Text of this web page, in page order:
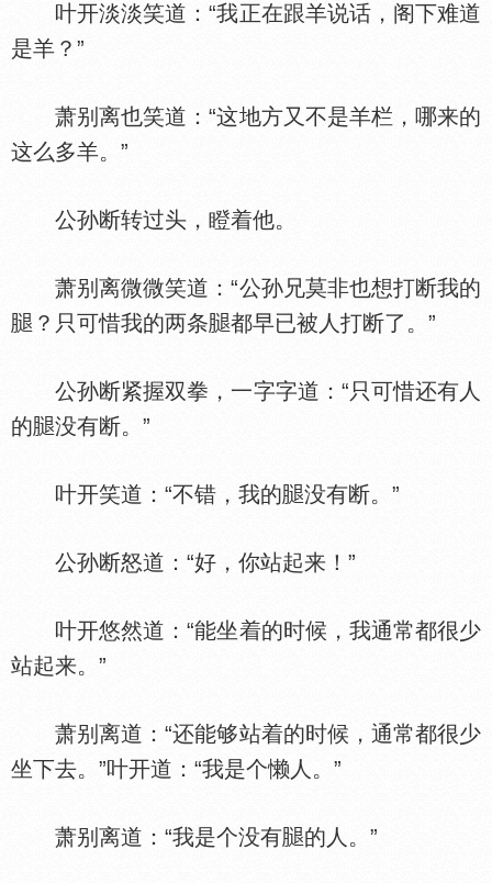
叶开淡淡笑道：“我正在跟羊说话，阁下难道
是羊？”
萧别离也笑道：“这地方又不是羊栏，哪来的
这么多羊。”
公孙断转过头，瞪着他。
萧别离微微笑道：“公孙兄莫非也想打断我的
？只可惜我的两条
都早已被人打断了。”
公孙断紧握双拳，一字字道：“只可惜还有人
的
没有断。”
叶开笑道：“不错，我的 没有断。”
公孙断怒道：“好，你站起来！”
叶开悠然道：“能坐着的时候，我通常都很少
站起来。”
萧别离道：“还能够站着的时候，通常都很少
坐下去。”叶开道：“我是个懒人。”
萧别离道：“我是个没有 的人。”